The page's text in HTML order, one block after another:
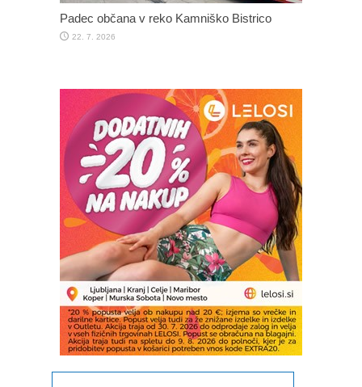
Padec občana v reko Kamniško Bistrico
22. 7. 2026